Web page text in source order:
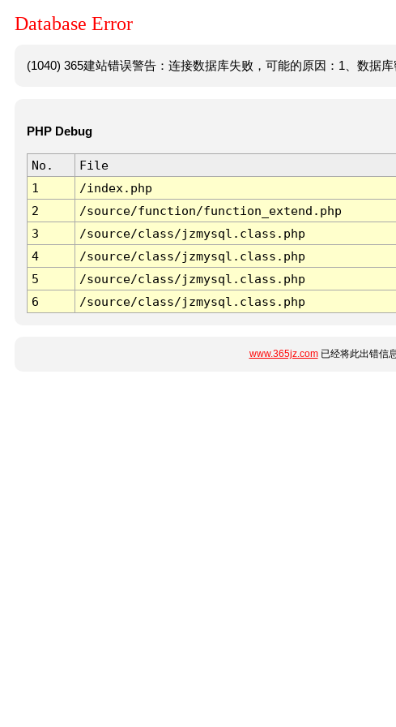
Database Error
(1040) 365建站错误警告：连接数据库失败，可能的原因：1、数据库
PHP Debug
No. File
1
/index.php
2
/source/function/function_extend.php
3
/source/class/jzmysql.class.php
4
/source/class/jzmysql.class.php
5
/source/class/jzmysql.class.php
6
/source/class/jzmysql.class.php
www.365jz.com已经将此出错信